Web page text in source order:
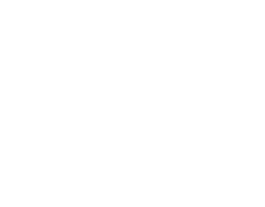
végzett arcfiatalító eljárások esetében a
egy hetet kell várni, ez idő alatt a nem
eltűntek.
a szervezetebe
a legkorszerűbb anyagokkal
a szervezetben is megtalálható
Ilyen például a hilauronsav, vagy a saját zsír,
feltöltésére.